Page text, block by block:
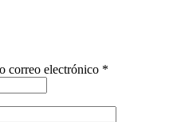
correo electrónico *